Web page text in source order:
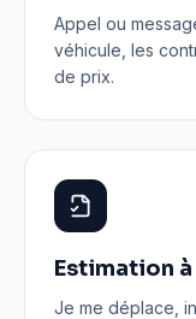
Appel ou
véhicule, les
de prix.
Estimation
Je me déplace,